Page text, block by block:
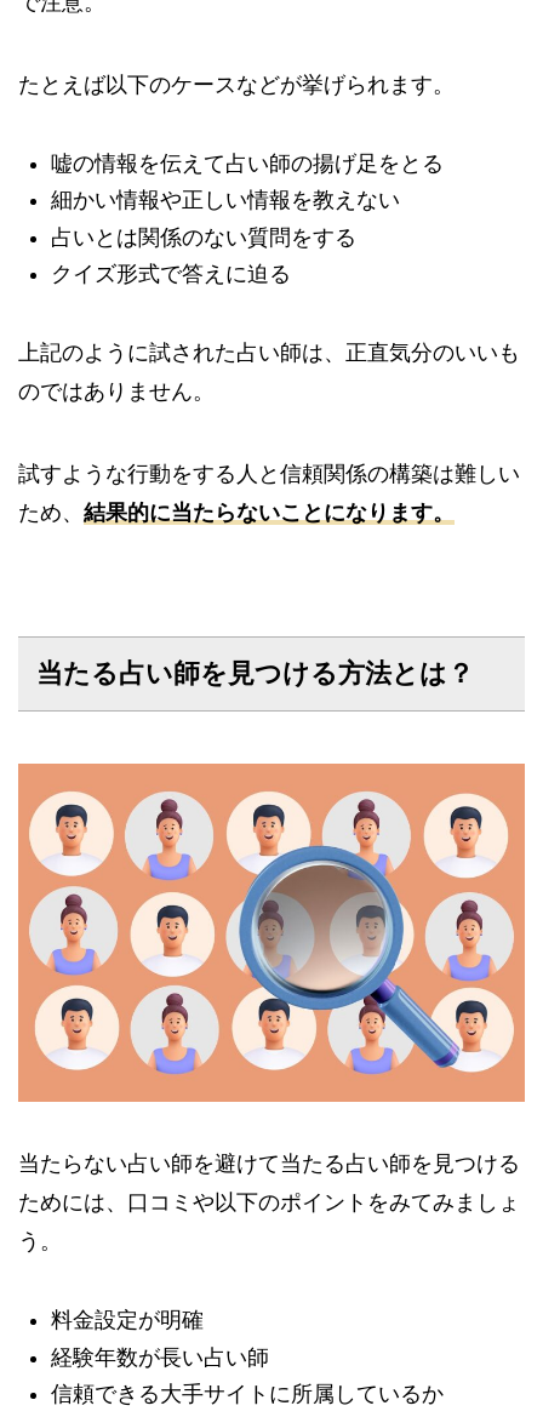
たとえば以下のケースなどが挙げられます。
嘘の情報を伝えて占い師の揚げ足をとる
細かい情報や正しい情報を教えない
占いとは関係のない質問をする
クイズ形式で答えに迫る
上記のように試された占い師は、正直気分のいいも
のではありません。
試すような行動をする人と信頼関係の構築は難しい
ため、 結果的に当たらないことになります。
当たる占い師を見つける方法とは？
当たらない占い師を避けて当たる占い師を見つける
ためには、口コミや以下のポイントをみてみましょ
う。
料金設定が明確
経験年数が長い占い師
信頼できる大手サイトに所属しているか